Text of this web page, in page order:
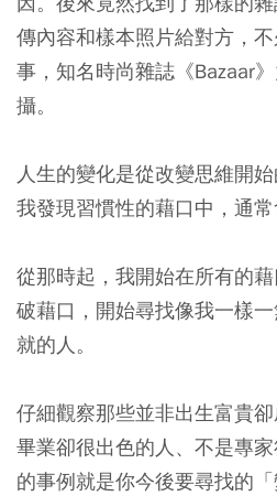
傳內容和樣本照片給對方，
事，知名時尚雜誌《Bazaar
攝。
人生的變化是從改變思維開
我發現習慣性的藉口中，通常
從那時起，我開始在所有的
破藉口，開始尋找像我一樣
就的人。
仔細觀察那些並非出生富貴
畢業卻很出色的人、不是專
的事例就是你今後要尋找的